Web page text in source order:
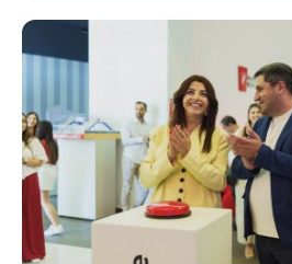
վաղաժամ դադարեցման
տուգանք։ ԿՈՍՄՈ
ներառումներին մանրամասն
համար կարող եք անցնել
հղմամբ՝ telecomarmenia.am/